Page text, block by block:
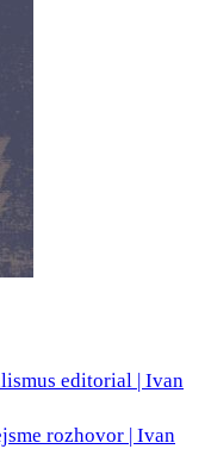
editorial | Ivan
rozhovor | Ivan